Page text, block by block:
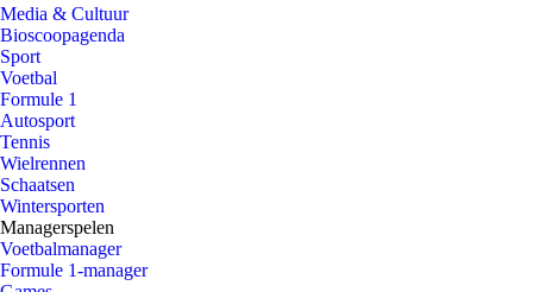
Media & Cultuur
Bioscoopagenda
Sport
Voetbal
Formule 1
Autosport
Tennis
Wielrennen
Schaatsen
Wintersporten
Managerspelen
Voetbalmanager
Formule 1-manager